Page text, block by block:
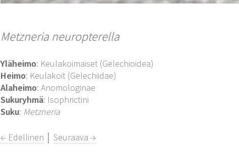
Metzneria neuropterella
Yläheimo: Keulakoimaiset (Gelechioidea)
Heimo: Keulakoit (Gelechiidae)
Alaheimo: Anomologinae
Sukuryhmä: Isophrictini
Suku: Metzneria
← Edellinen │Seuraava →